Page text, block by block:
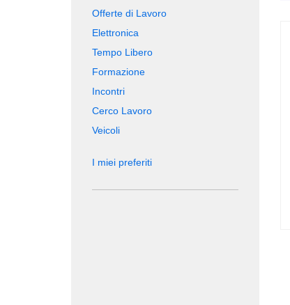
Offerte di Lavoro
Elettronica
Tempo Libero
Formazione
Incontri
Cerco Lavoro
Veicoli
I miei preferiti